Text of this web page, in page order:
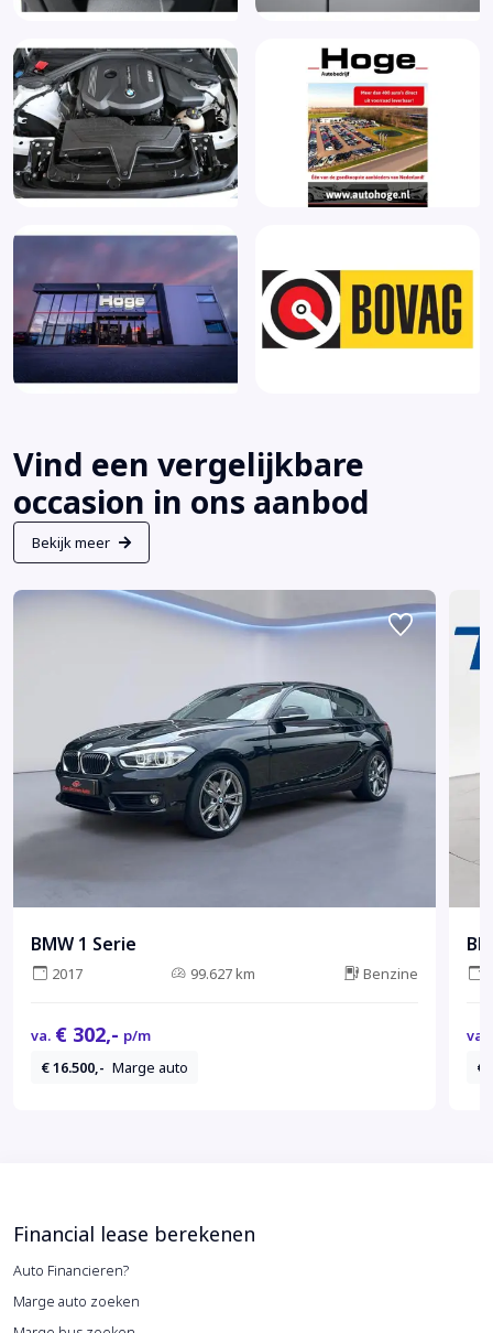
Vind een vergelijkbare
occasion in ons aanbod
Bekijk meer
BMW 1 Serie
2017 99.627 km Benzine
va. € 302,- p/m
€ 16.500,- Marge auto
va.
€
Financial lease berekenen
Auto Financieren?
Marge auto zoeken